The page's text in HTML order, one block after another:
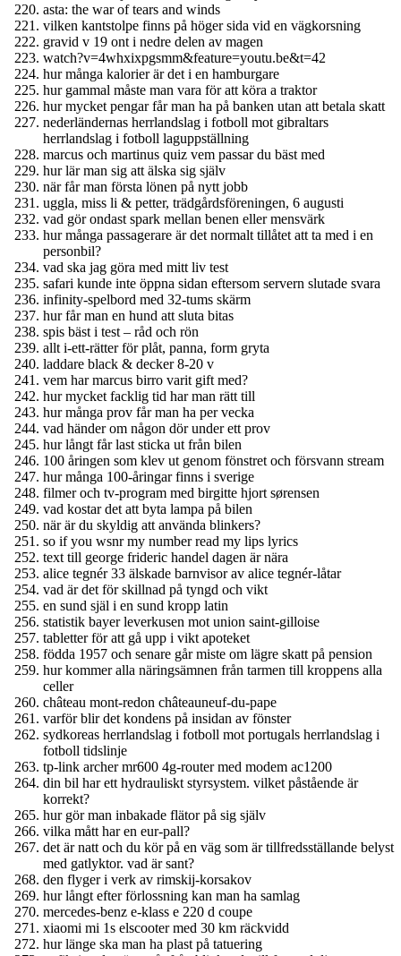
asta: the war of tears and winds
vilken kantstolpe finns på höger sida vid en vägkorsning
gravid v 19 ont i nedre delen av magen
watch?v=4whxixpgsmm&feature=youtu.be&t=42
hur många kalorier är det i en hamburgare
hur gammal måste man vara för att köra a traktor
hur mycket pengar får man ha på banken utan att betala skatt
nederländernas herrlandslag i fotboll mot gibraltars
herrlandslag i fotboll laguppställning
marcus och martinus quiz vem passar du bäst med
hur lär man sig att älska sig själv
när får man första lönen på nytt jobb
uggla, miss li & petter, trädgårdsföreningen, 6 augusti
vad gör ondast spark mellan benen eller mensvärk
hur många passagerare är det normalt tillåtet att ta med i en
personbil?
vad ska jag göra med mitt liv test
safari kunde inte öppna sidan eftersom servern slutade svara
infinity-spelbord med 32-tums skärm
hur får man en hund att sluta bitas
spis bäst i test – råd och rön
allt i-ett-rätter för plåt, panna, form gryta
laddare black & decker 8-20 v
vem har marcus birro varit gift med?
hur mycket facklig tid har man rätt till
hur många prov får man ha per vecka
vad händer om någon dör under ett prov
hur långt får last sticka ut från bilen
100 åringen som klev ut genom fönstret och försvann stream
hur många 100-åringar finns i sverige
filmer och tv-program med birgitte hjort sørensen
vad kostar det att byta lampa på bilen
när är du skyldig att använda blinkers?
so if you wsnr my number read my lips lyrics
text till george frideric handel dagen är nära
alice tegnér 33 älskade barnvisor av alice tegnér-låtar
vad är det för skillnad på tyngd och vikt
en sund själ i en sund kropp latin
statistik bayer leverkusen mot union saint-gilloise
tabletter för att gå upp i vikt apoteket
födda 1957 och senare går miste om lägre skatt på pension
hur kommer alla näringsämnen från tarmen till kroppens alla
celler
château mont-redon châteauneuf-du-pape
varför blir det kondens på insidan av fönster
sydkoreas herrlandslag i fotboll mot portugals herrlandslag i
fotboll tidslinje
tp-link archer mr600 4g-router med modem ac1200
din bil har ett hydrauliskt styrsystem. vilket påstående är
korrekt?
hur gör man inbakade flätor på sig själv
vilka mått har en eur-pall?
det är natt och du kör på en väg som är tillfredsställande belyst
med gatlyktor. vad är sant?
den flyger i verk av rimskij-korsakov
hur långt efter förlossning kan man ha samlag
mercedes-benz e-klass e 220 d coupe
xiaomi mi 1s elscooter med 30 km räckvidd
hur länge ska man ha plast på tatuering